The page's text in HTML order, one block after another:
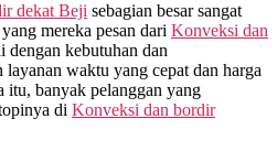
dekat Beji sebagian besar sangat
mereka pesan dari Konveksi dan
dengan kebutuhan dan
waktu yang cepat dan harga
itu, banyak pelanggan yang
di Konveksi dan bordir